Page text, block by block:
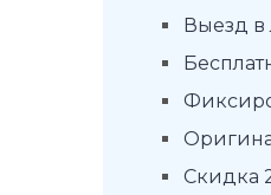
Выезд в
Скидка